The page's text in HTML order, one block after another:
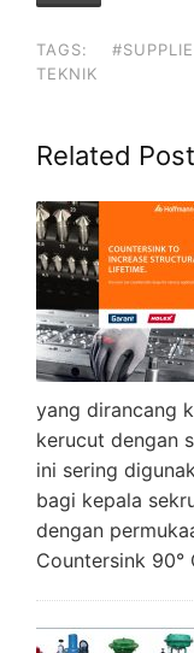
TAGS:
TEKNIK
Related
yang dirancang
kerucut dengan
ini sering
bagi kepala
dengan
Countersink